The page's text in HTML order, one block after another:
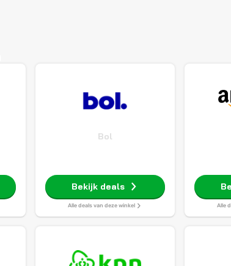
Bol
Bekijk deals
Alle deals van deze winkel Alle